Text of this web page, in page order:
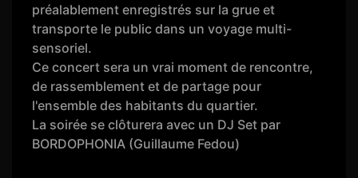
préalablement enregistrés sur la grue et
transporte le public dans un voyage multi-
sensoriel.
Ce concert sera un vrai moment de rencontre,
de rassemblement et de partage pour
l'ensemble des habitants du quartier.
La soirée se clôturera avec un DJ Set par
BORDOPHONIA (Guillaume Fedou)